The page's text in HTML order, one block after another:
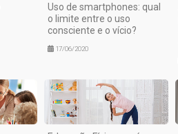
Uso de smartphones: qual
o limite entre o uso
consciente e o vício?
17/06/2020